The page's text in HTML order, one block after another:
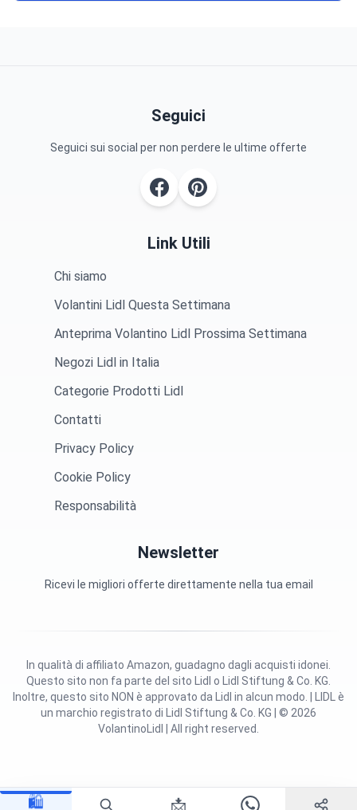
🛍️ 📩
Seguici
Seguici sui social per non perdere le ultime offerte
Link Utili
Chi siamo
Volantini Lidl Questa Settimana
Anteprima Volantino Lidl Prossima Settimana
Negozi Lidl in Italia
Categorie Prodotti Lidl
Contatti
Privacy Policy
Cookie Policy
Responsabilità
Newsletter
Ricevi le migliori offerte direttamente nella tua email
Questo sito non fa parte del sito Lidl o Lidl Stiftung & Co. KG.
Inoltre, questo sito NON è approvato da Lidl in alcun modo. | LIDL è
un marchio registrato di Lidl Stiftung & Co. KG | © 2026
VolantinoLidl | All right reserved.
In qualità di affiliato Amazon, guadagno dagli acquisti idonei.